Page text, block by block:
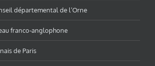
départemental de l’Orne
franco-anglophone
de Paris